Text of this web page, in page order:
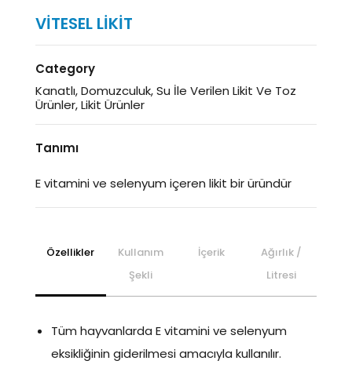
VİTESEL LİKİT
Category
Kanatlı, Domuzculuk, Su İle Verilen Likit Ve Toz
Ürünler, Likit Ürünler
Tanımı
E vitamini ve selenyum içeren likit bir üründür
Özellikler
Kullanım
Şekli
İçerik
Ağırlık /
Litresi
Tüm hayvanlarda E vitamini ve selenyum
eksikliğinin giderilmesi amacıyla kullanılır.